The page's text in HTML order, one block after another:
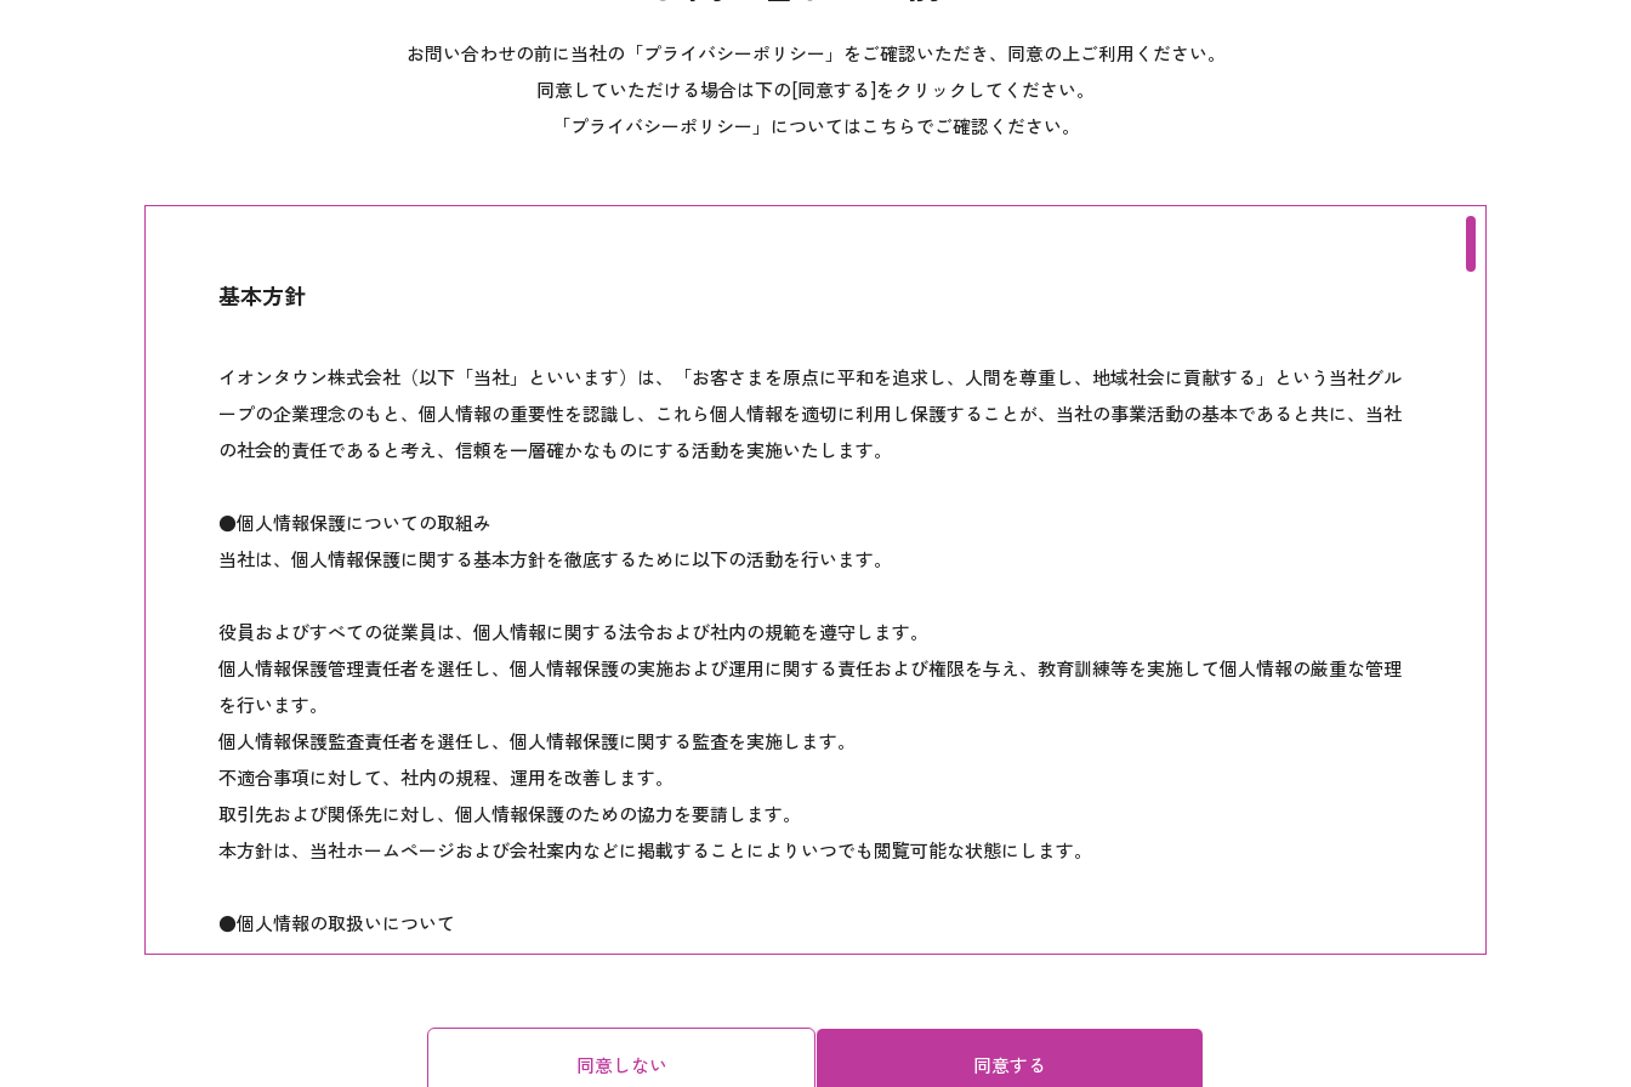
お問い合わせの前に当社の「プライバシーポリシー」をご確認いただき、同意の上ご利用ください。
同意していただける場合は下の[同意する]をクリックしてください。
「プライバシーポリシー」についてはこちらでご確認ください。
基本方針
イオンタウン株式会社（以下「当社」といいます）は、「お客さまを原点に平和を追求し、人間を尊重し、地域社会に貢献する」という当社グル
ープの企業理念のもと、個人情報の重要性を認識し、これら個人情報を適切に利用し保護することが、当社の事業活動の基本であると共に、当社
の社会的責任であると考え、信頼を一層確かなものにする活動を実施いたします。
●個人情報保護についての取組み
当社は、個人情報保護に関する基本方針を徹底するために以下の活動を行います。
役員およびすべての従業員は、個人情報に関する法令および社内の規範を遵守します。
個人情報保護管理責任者を選任し、個人情報保護の実施および運用に関する責任および権限を与え、教育訓練等を実施して個人情報の厳重な管理
を行います。
個人情報保護監査責任者を選任し、個人情報保護に関する監査を実施します。
不適合事項に対して、社内の規程、運用を改善します。
取引先および関係先に対し、個人情報保護のための協力を要請します。
本方針は、当社ホームページおよび会社案内などに掲載することによりいつでも閲覧可能な状態にします。
●個人情報の取扱いについて
収集、利用、提供については、収集時に利用目的を明らかにし、収集した個人情報は、必要な期間に限り、その利用目的の範囲内で使用します。
個人情報に対し、開示・訂正・中止を求められたときは、合理的な期間、妥当な範囲内でこれに速やかに応じます。
安全対策の実施については、不正アクセス、紛失、改ざん、漏えいなどの問題が起きないように適切に取扱います。
同意する
同意しない